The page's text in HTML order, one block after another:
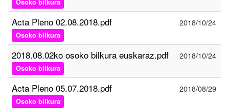
Osoko bilkura
Acta Pleno 02.08.2018.pdf
Osoko bilkura
2018/10/24
2018.08.02ko osoko bilkura euskaraz.pdf
Osoko bilkura
2018/10/24
Acta Pleno 05.07.2018.pdf
Osoko bilkura
2018/08/29